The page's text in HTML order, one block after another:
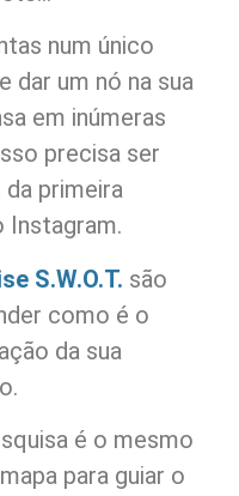
num único
dar um nó na sua
em inúmeras
precisa ser
primeira
Instagram.
S.W.O.T. são
como é o
da sua
é o mesmo
para guiar o